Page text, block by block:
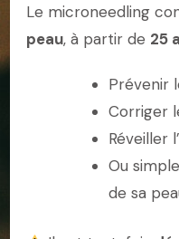
Le microneedling
peau, à partir de 25
Prévenir
Corriger
Réveiller
Ou
de sa